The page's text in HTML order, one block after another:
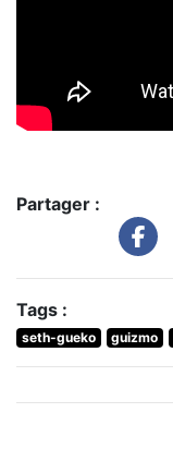
Partager :
Tags :
seth-gueko guizmo